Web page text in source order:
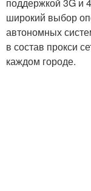
широкий выбор
автономных
в состав прокси
каждом городе.